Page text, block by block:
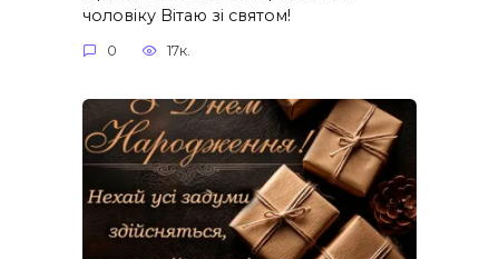
чоловіку Вітаю зі святом!
0 17к.